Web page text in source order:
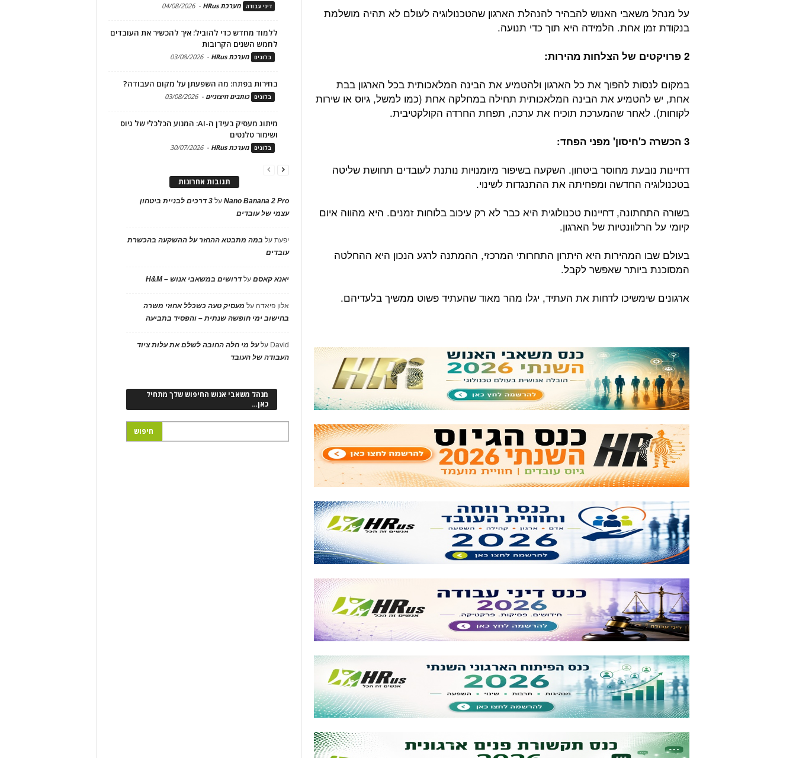
על מנהל משאבי האנוש להבהיר להנהלת הארגון שהטכנולוגיה לעולם לא תהיה מושלמת
בנקודת זמן אחת. הלמידה היא תוך כדי תנועה.
2 פרויקטים של הצלחות מהירות:
במקום לנסות להפוך את כל הארגון ולהטמיע את הבינה המלאכותית בכל הארגון בבת
אחת, יש להטמיע את הבינה המלאכותית תחילה במחלקה אחת (כמו למשל, גיוס או שירות
לקוחות). לאחר שהמערכת תוכיח את ערכה, תפחת החרדה הקולקטיבית.
3 הכשרה כ'חיסון' מפני הפחד:
דחיינות נובעת מחוסר ביטחון. השקעה בשיפור מיומנויות נותנת לעובדים תחושת שליטה
בטכנולוגיה החדשה ומפחיתה את ההתנגדות לשינוי.
בשורה התחתונה, דחיינות טכנולוגית היא כבר לא רק עיכוב בלוחות זמנים. היא מהווה איום
קיומי על הרלוונטיות של הארגון.
בעולם שבו המהירות היא היתרון התחרותי המרכזי, ההמתנה לרגע הנכון היא ההחלטה
המסוכנת ביותר שאפשר לקבל.
ארגונים שימשיכו לדחות את העתיד, יגלו מהר מאוד שהעתיד פשוט ממשיך בלעדיהם.
דיני עבודה מערכת HRus -
04/08/2026
ללמוד מחדש כדי להוביל: איך להכשיר את העובדים
לחמש השנים הקרובות
בלוגים מערכת HRus -
03/08/2026
בחירות בפתח: מה השפעתן על מקום העבודה?
בלוגים כותבים חיצוניים -
03/08/2026
מיתוג מעסיק בעידן ה-AI: המנוע הכלכלי של גיוס
ושימור טלנטים
בלוגים מערכת HRus -
30/07/2026
תגובות אחרונות
Nano Banana 2 Proעל
3 דרכים לבניית ביטחון
עצמי של עובדים
יפעתעל במה מתבטא ההחזר על ההשקעה בהכשרת
עובדים
יאנא קאסםעלדרושים במשאבי אנוש – H&M
אלון פיאדה על מעסיק טעה כשכלל אחוזי משרה
בחישוב ימי חופשה שנתית – והפסיד בתביעה
David עלעל מי חלה החובה לשלם את עלות ציוד
העבודה של העובד
מנהל משאבי אנוש החיפוש שלך מתחיל
כאן…